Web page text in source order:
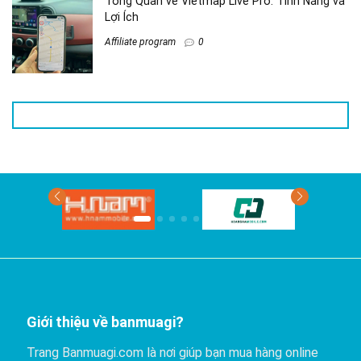
Lợi Ích
Affiliate program 0
Giới thiệu về banmuagi?
Trang Banmuagi.com là nơi giúp bạn mua hàng online